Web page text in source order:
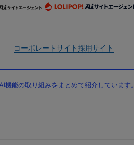
コーポレートサイト採用サイト
能の取り組みをまとめて紹介しています。